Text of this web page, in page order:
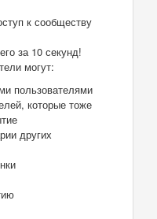
к сообществу
за 10 секунд!
могут:
пользователями
которые тоже
других